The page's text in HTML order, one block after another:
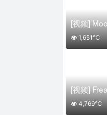
1,651℃
4,769℃